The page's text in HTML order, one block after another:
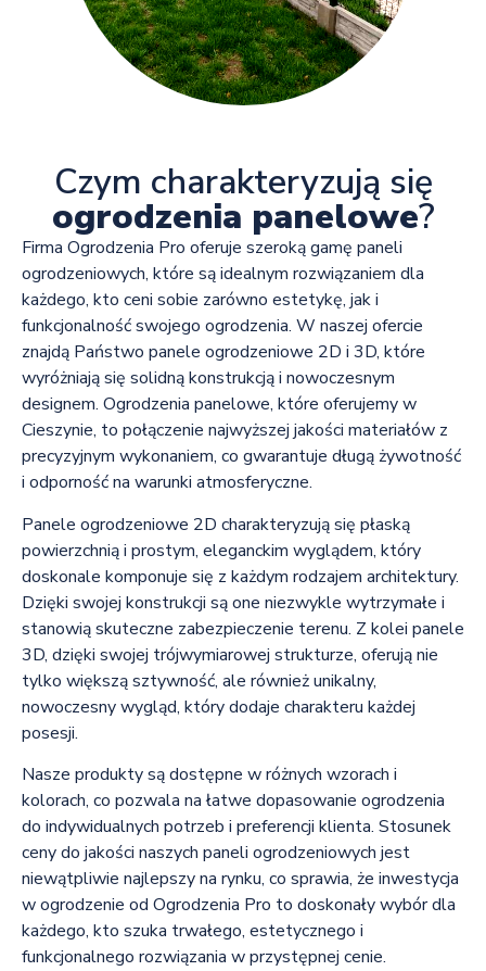
Czym charakteryzują się
ogrodzenia panelowe?
Firma Ogrodzenia Pro oferuje szeroką gamę paneli
ogrodzeniowych, które są idealnym rozwiązaniem dla
każdego, kto ceni sobie zarówno estetykę, jak i
funkcjonalność swojego ogrodzenia. W naszej ofercie
znajdą Państwo panele ogrodzeniowe 2D i 3D, które
wyróżniają się solidną konstrukcją i nowoczesnym
designem. Ogrodzenia panelowe, które oferujemy w
Cieszynie, to połączenie najwyższej jakości materiałów z
precyzyjnym wykonaniem, co gwarantuje długą żywotność
i odporność na warunki atmosferyczne.
Panele ogrodzeniowe 2D charakteryzują się płaską
powierzchnią i prostym, eleganckim wyglądem, który
doskonale komponuje się z każdym rodzajem architektury.
Dzięki swojej konstrukcji są one niezwykle wytrzymałe i
stanowią skuteczne zabezpieczenie terenu. Z kolei panele
3D, dzięki swojej trójwymiarowej strukturze, oferują nie
tylko większą sztywność, ale również unikalny,
nowoczesny wygląd, który dodaje charakteru każdej
posesji.
Nasze produkty są dostępne w różnych wzorach i
kolorach, co pozwala na łatwe dopasowanie ogrodzenia
do indywidualnych potrzeb i preferencji klienta. Stosunek
ceny do jakości naszych paneli ogrodzeniowych jest
niewątpliwie najlepszy na rynku, co sprawia, że inwestycja
w ogrodzenie od Ogrodzenia Pro to doskonały wybór dla
każdego, kto szuka trwałego, estetycznego i
funkcjonalnego rozwiązania w przystępnej cenie.